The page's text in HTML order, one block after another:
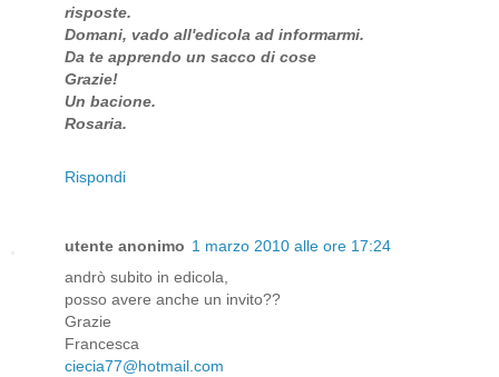
risposte.
Domani, vado all'edicola ad informarmi.
Da te apprendo un sacco di cose
Grazie!
Un bacione.
Rosaria.
Rispondi
utente anonimo 1 marzo 2010 alle ore 17:24
andrò subito in edicola,
posso avere anche un invito??
Grazie
Francesca
ciecia77@hotmail.com